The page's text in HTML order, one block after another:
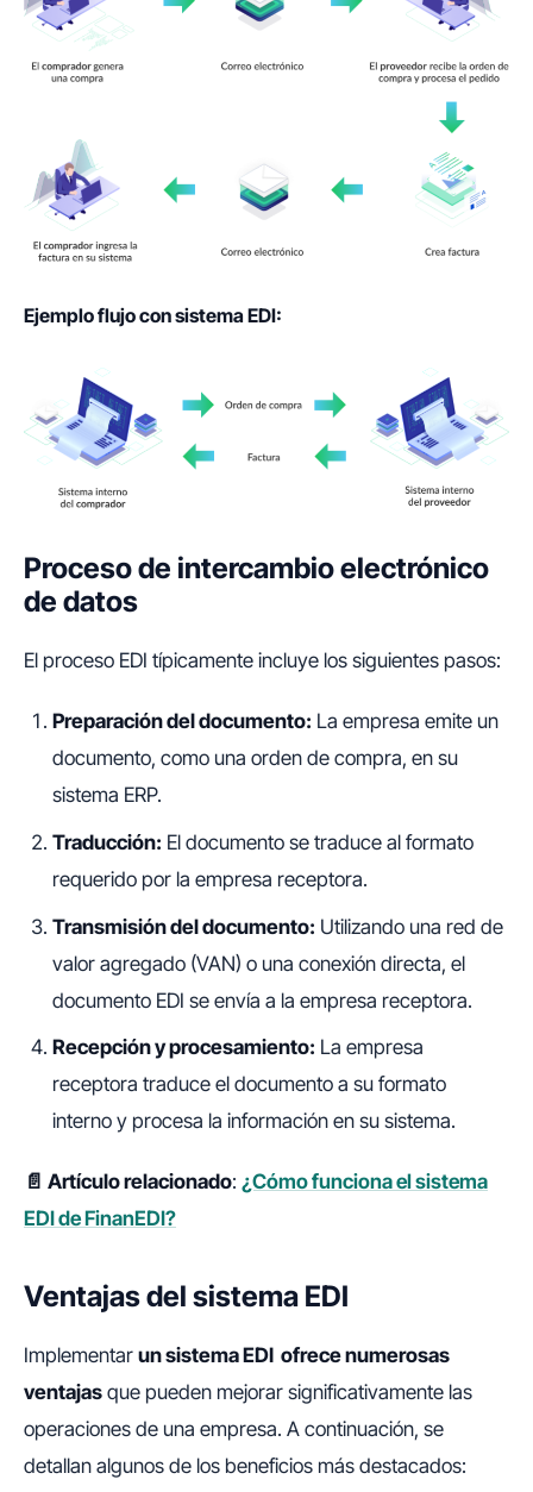
Ejemplo flujo con sistema EDI:
Proceso de intercambio electrónico
de datos
El proceso EDI típicamente incluye los siguientes pasos:
Preparación del documento: La empresa emite un
documento, como una orden de compra, en su
sistema ERP.
Traducción: El documento se traduce al formato
requerido por la empresa receptora.
Transmisión del documento: Utilizando una red de
valor agregado (VAN) o una conexión directa, el
documento EDI se envía a la empresa receptora.
Recepción y procesamiento: La empresa
receptora traduce el documento a su formato
interno y procesa la información en su sistema.
📄 Artículo relacionado: ¿Cómo funciona el sistema
EDI de FinanEDI?​
Ventajas del sistema EDI
Implementar un sistema EDI ofrece numerosas
ventajas que pueden mejorar significativamente las
operaciones de una empresa. A continuación, se
detallan algunos de los beneficios más destacados: